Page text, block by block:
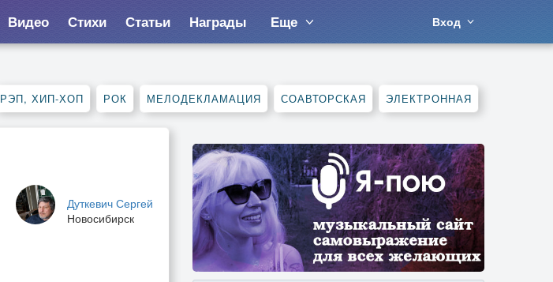
Видео Стихи Статьи Награды Еще Вход
РЭП, ХИП-ХОП РОК МЕЛОДЕКЛАМАЦИЯ СОАВТОРСКАЯ ЭЛЕКТРОННАЯ
Дуткевич Сергей
Новосибирск